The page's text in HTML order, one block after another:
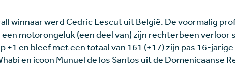
winnaar werd Cedric Lescut uit België. De voormalig
een motorongeluk (een deel van) zijn rechterbeen verloor
+1 en bleef met een totaal van 161 (+17) zijn pas 16-
en icoon Munuel de los Santos uit de Domenicaanse